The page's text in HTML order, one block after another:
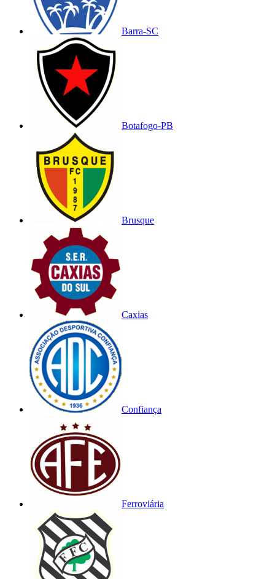
Barra-SC
Botafogo-PB
Brusque
Caxias
Confiança
Ferroviária